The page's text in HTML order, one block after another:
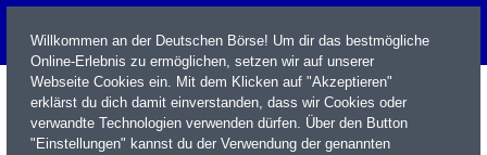
Willkommen an der Deutschen Börse! Um dir das bestmögliche
Online-Erlebnis zu ermöglichen, setzen wir auf unserer
Webseite Cookies ein. Mit dem Klicken auf "Akzeptieren"
erklärst du dich damit einverstanden, dass wir Cookies oder
verwandte Technologien verwenden dürfen. Über den Button
"Einstellungen" kannst du der Verwendung der genannten